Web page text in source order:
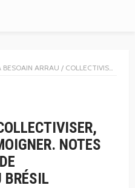
DÉSTABILISER, TÉMOIGNER. NOTES SUR LES GROUPES DE PSYCHANALYSE AU BRÉSIL
NOTES
BRÉSIL